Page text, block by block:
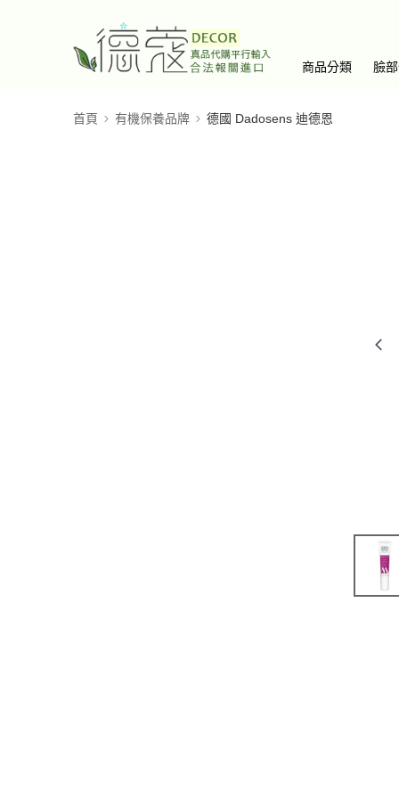
商品分類 臉
首頁 有機保養品牌 德國 Dadosens 迪德恩